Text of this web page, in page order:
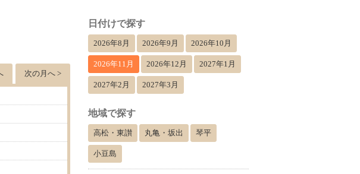
次の月へ >
日付けで探す
2026年8月 2026年9月 2026年10月
2026年11月 2026年12月 2027年1月
2027年2月 2027年3月
地域で探す
高松・東讃 丸亀・坂出 琴平
小豆島